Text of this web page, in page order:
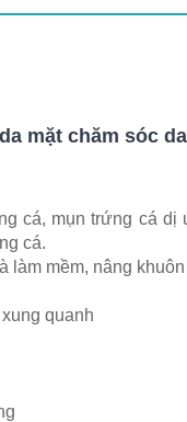
mặt chăm sóc da
cá, mụn trứng cá dị
cá.
làm mềm, nâng
quanh